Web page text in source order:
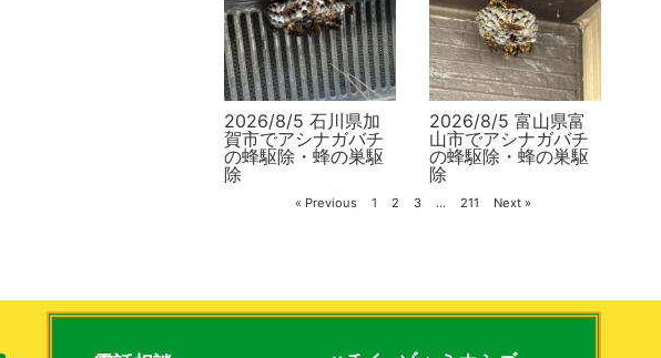
2026/8/5 石川県加
賀市でアシナガバチ
の蜂駆除・蜂の巣駆
除
2026/8/5 富山県富
山市でアシナガバチ
の蜂駆除・蜂の巣駆
除
« Previous 1 2 3 … 211 Next »